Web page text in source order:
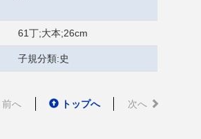
61丁;大本;26cm
子規分類:史
前へ トップへ 次へ